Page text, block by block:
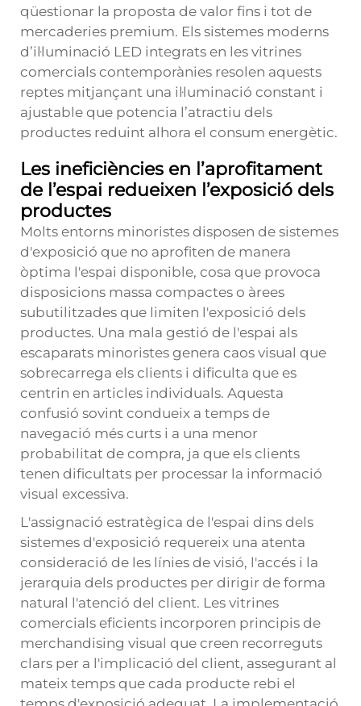
qüestionar la proposta de valor fins i tot de
mercaderies premium. Els sistemes moderns
d’il·luminació LED integrats en les vitrines
comercials contemporànies resolen aquests
reptes mitjançant una il·luminació constant i
ajustable que potencia l’atractiu dels
productes reduint alhora el consum energètic.
Les ineficiències en l’aprofitament
de l’espai redueixen l’exposició dels
productes
Molts entorns minoristes disposen de sistemes
d'exposició que no aprofiten de manera
òptima l'espai disponible, cosa que provoca
disposicions massa compactes o àrees
subutilitzades que limiten l'exposició dels
productes. Una mala gestió de l'espai als
escaparats minoristes genera caos visual que
sobrecarrega els clients i dificulta que es
centrin en articles individuals. Aquesta
confusió sovint condueix a temps de
navegació més curts i a una menor
probabilitat de compra, ja que els clients
tenen dificultats per processar la informació
visual excessiva.
L'assignació estratègica de l'espai dins dels
sistemes d'exposició requereix una atenta
consideració de les línies de visió, l'accés i la
jerarquia dels productes per dirigir de forma
natural l'atenció del client. Les vitrines
comercials eficients incorporen principis de
merchandising visual que creen recorreguts
clars per a l'implicació del client, assegurant al
mateix temps que cada producte rebi el